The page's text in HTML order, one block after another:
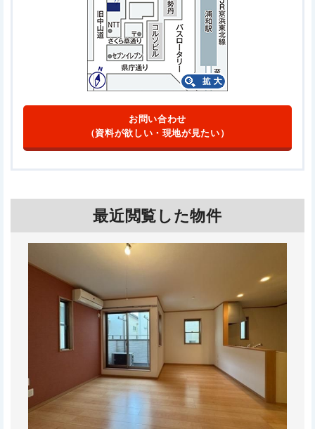
お問い合わせ
（資料が欲しい・現地が見たい）
最近閲覧した物件